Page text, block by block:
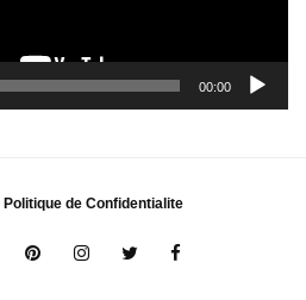
00:00
Politique de Confidentialite